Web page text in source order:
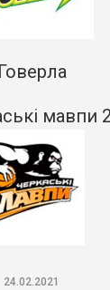
Говерла
мавпи 2
24.02.2021